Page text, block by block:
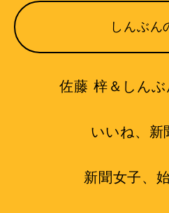
しんぶん
佐藤 梓＆しん
いいね、新
新聞女子、